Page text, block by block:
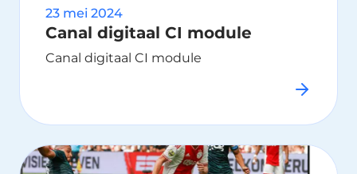
23 mei 2024
Canal digitaal CI module
Canal digitaal CI module